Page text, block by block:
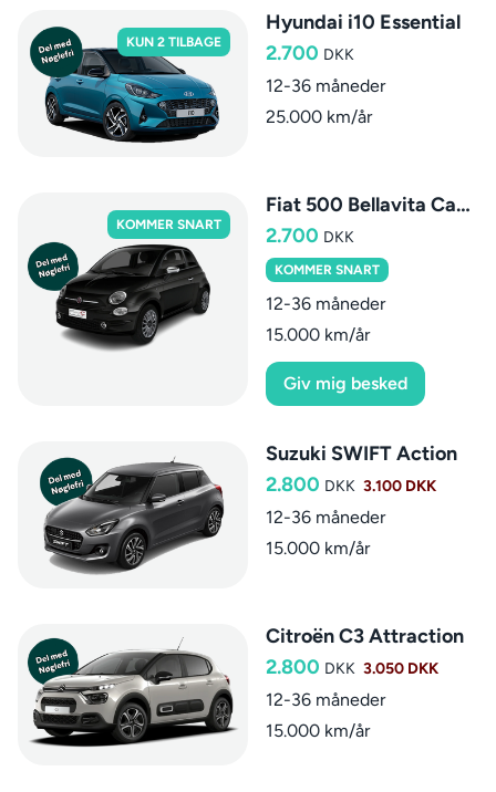
KUN 2 TILBAGE
Hyundai i10 Essential
2.700 DKK
12-36 måneder
25.000 km/år
KOMMER SNART
Fiat 500 Bellavita Cabriolet
2.700 DKK
KOMMER SNART
12-36 måneder
15.000 km/år
Giv mig besked
Suzuki SWIFT Action
2.800 DKK 3.100 DKK
12-36 måneder
15.000 km/år
Citroën C3 Attraction
2.800 DKK 3.050 DKK
12-36 måneder
15.000 km/år